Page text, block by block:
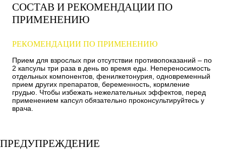
СОСТАВ И РЕКОМЕНДАЦИИ ПО
ПРИМЕНЕНИЮ
РЕКОМЕНДАЦИИ ПО ПРИМЕНЕНИЮ
Прием для взрослых при отсутствии противопоказаний – по
2 капсулы три раза в день во время еды. Непереносимость
отдельных компонентов, фенилкетонурия, одновременный
прием других препаратов, беременность, кормление
грудью. Чтобы избежать нежелательных эффектов, перед
применением капсул обязательно проконсультируйтесь у
врача.
ПРЕДУПРЕЖДЕНИЕ